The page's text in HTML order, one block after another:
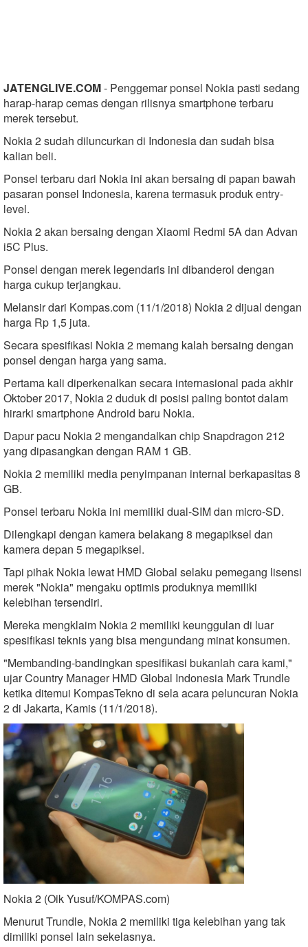
JATENGLIVE.COM- Penggemar ponsel Nokia pasti sedang
harap-harap cemas dengan rilisnya smartphone terbaru
merek tersebut.
Nokia 2 sudah diluncurkan di Indonesia dan sudah bisa
kalian beli.
Ponsel terbaru dari Nokia ini akan bersaing di papan bawah
pasaran ponsel Indonesia, karena termasuk produk entry-
level.
Nokia 2 akan bersaing dengan Xiaomi Redmi 5A dan Advan
i5C Plus.
Ponsel dengan merek legendaris ini dibanderol dengan
harga cukup terjangkau.
Melansir dari Kompas.com (11/1/2018) Nokia 2 dijual dengan
harga Rp 1,5 juta.
Secara spesifikasi Nokia 2 memang kalah bersaing dengan
ponsel dengan harga yang sama.
Pertama kali diperkenalkan secara internasional pada akhir
Oktober 2017, Nokia 2 duduk di posisi paling bontot dalam
hirarki smartphone Android baru Nokia.
Dapur pacu Nokia 2 mengandalkan chip Snapdragon 212
yang dipasangkan dengan RAM 1 GB.
Nokia 2 memiliki media penyimpanan internal berkapasitas 8
GB.
Ponsel terbaru Nokia ini memiliki dual-SIM dan micro-SD.
Dilengkapi dengan kamera belakang 8 megapiksel dan
kamera depan 5 megapiksel.
Tapi pihak Nokia lewat HMD Global selaku pemegang lisensi
merek "Nokia" mengaku optimis produknya memiliki
kelebihan tersendiri.
Mereka mengklaim Nokia 2 memiliki keunggulan di luar
spesifikasi teknis yang bisa mengundang minat konsumen.
"Membanding-bandingkan spesifikasi bukanlah cara kami,"
ujar Country Manager HMD Global Indonesia Mark Trundle
ketika ditemui KompasTekno di sela acara peluncuran Nokia
2 di Jakarta, Kamis (11/1/2018).
Nokia 2 (Oik Yusuf/KOMPAS.com)
Menurut Trundle, Nokia 2 memiliki tiga kelebihan yang tak
dimiliki ponsel lain sekelasnya.